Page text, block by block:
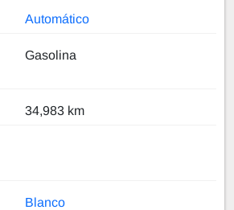
Automático
Gasolina
34,983 km
Blanco